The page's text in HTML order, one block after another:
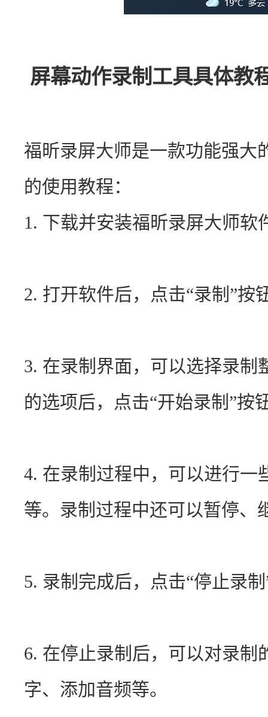
屏幕动作录制工具具体教
福昕录屏大师是一款功能强大
的使用教程：
1. 下载并安装福昕录屏大师软
2. 打开软件后，点击“录制”按
3. 在录制界面，可以选择录
的选项后，点击“开始录制”按
4. 在录制过程中，可以进行一
等。录制过程中还可以暂停、
5. 录制完成后，点击“停止录
6. 在停止录制后，可以对录
字、添加音频等。